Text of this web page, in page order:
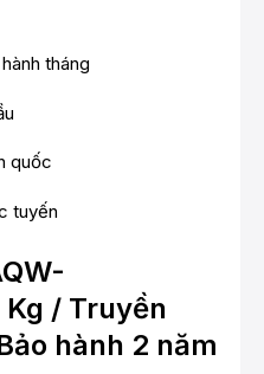
tháng
quốc
tuyến
Kg / Truyền
hành 2 năm